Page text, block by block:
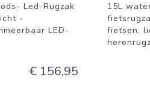
Led-Rugzak
-
LED-
€ 156,95
15L
fietsen,